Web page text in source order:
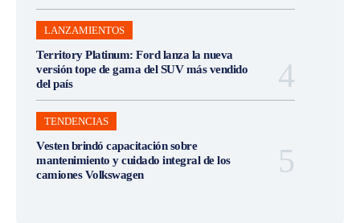
LANZAMIENTOS
Territory Platinum: Ford lanza la nueva
versión tope de gama del SUV más vendido
del país
TENDENCIAS
Vesten brindó capacitación sobre
mantenimiento y cuidado integral de los
camiones Volkswagen